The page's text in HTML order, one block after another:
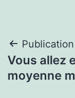
de
Vous allez
moyenne